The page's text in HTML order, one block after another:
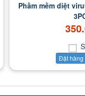
Phầm mềm diệt
Đặt hàng